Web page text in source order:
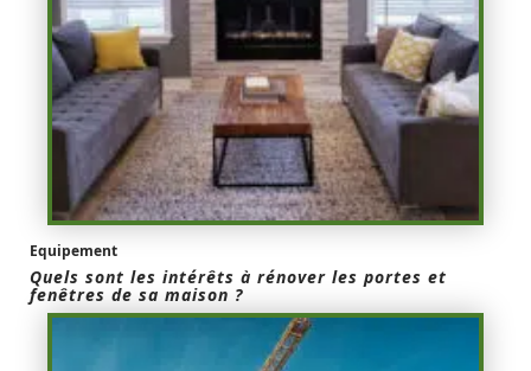
Equipement
Quels sont les intérêts à rénover les portes et
fenêtres de sa maison ?